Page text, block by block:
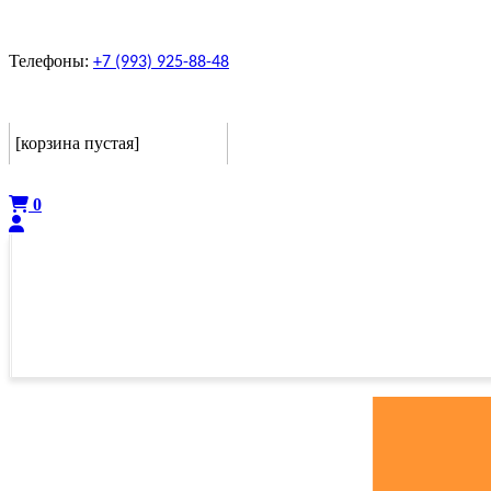
Телефоны: +7 (993) 925-88-48
[корзина пустая]
0